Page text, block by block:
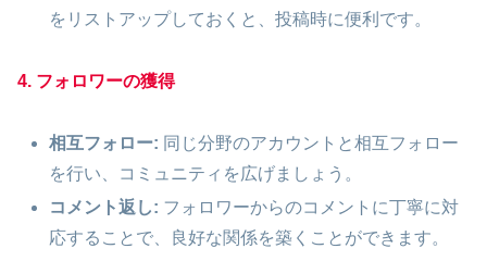
をリストアップしておくと、投稿時に便利です。
4. フォロワーの獲得
相互フォロー: 同じ分野のアカウントと相互フォロー
を行い、コミュニティを広げましょう。
コメント返し: フォロワーからのコメントに丁寧に対
応することで、良好な関係を築くことができます。